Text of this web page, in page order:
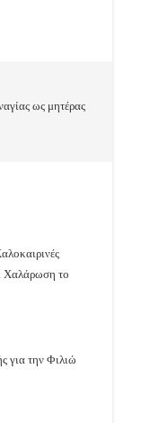
ως μητέρας
Χαλάρωση το
για την Φιλιώ